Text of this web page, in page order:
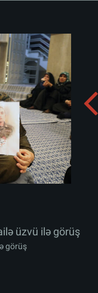
üzvü ilə görüş
Albomu yüklə: zip
üzvü ilə görüş
görüş